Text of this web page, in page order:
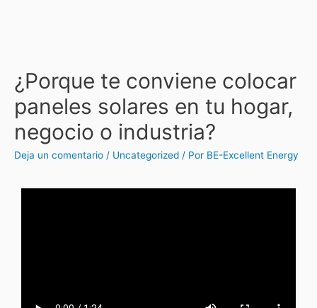
¿Porque te conviene colocar
paneles solares en tu hogar,
negocio o industria?
Deja un comentario / Uncategorized / Por BE-Excellent Energy